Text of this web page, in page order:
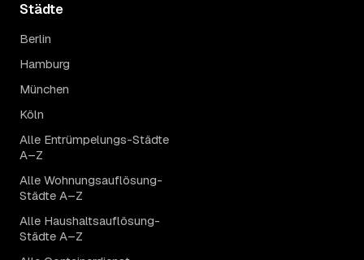
Städte
Berlin
Hamburg
München
Köln
Alle Entrümpelungs-Städte
A–Z
Alle Wohnungsauflösung-
Städte A–Z
Alle Haushaltsauflösung-
Städte A–Z